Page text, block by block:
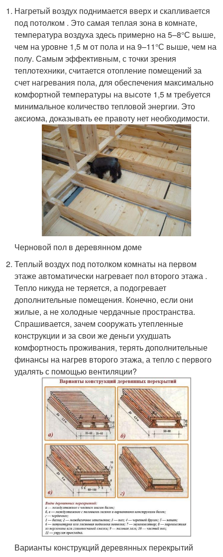
Нагретый воздух поднимается вверх и скапливается
под потолком . Это самая теплая зона в комнате,
температура воздуха здесь примерно на 5–8°С выше,
чем на уровне 1,5 м от пола и на 9–11°С выше, чем на
полу. Самым эффективным, с точки зрения
теплотехники, считается отопление помещений за
счет нагревания пола, для обеспечения максимально
комфортной температуры на высоте 1,5 м требуется
минимальное количество тепловой энергии. Это
аксиома, доказывать ее правоту нет необходимости.
Черновой пол в деревянном доме
Теплый воздух под потолком комнаты на первом
этаже автоматически нагревает пол второго этажа .
Тепло никуда не теряется, а подогревает
дополнительные помещения. Конечно, если они
жилые, а не холодные чердачные пространства.
Спрашивается, зачем сооружать утепленные
конструкции и за свои же деньги ухудшать
комфортность проживания, терять дополнительные
финансы на нагрев второго этажа, а тепло с первого
удалять с помощью вентиляции?
Варианты конструкций деревянных перекрытий